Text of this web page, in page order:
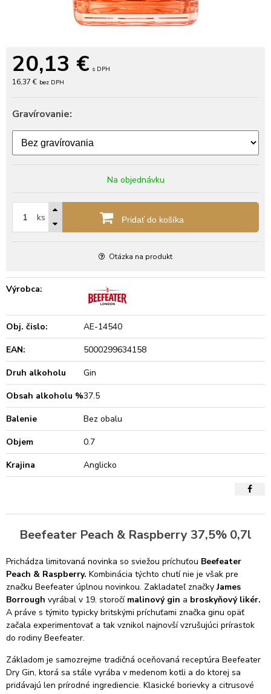
20,13 € s DPH
16,37 € bez DPH
Gravírovanie:
Na objednávku
ks Pridať do košíka
Otázka na produkt
Výrobca:
Obj. čislo:
AE-14540
EAN:
5000299634158
Druh alkoholu
Gin
Obsah alkoholu %37.5
Balenie
Bez obalu
Objem
0.7
Krajina
Anglicko
Beefeater Peach & Raspberry 37,5% 0,7l
Prichádza limitovaná novinka so sviežou príchuťou Beefeater
Peach & Raspberry. Kombinácia týchto chutí nie je však pre
značku Beefeater úplnou novinkou. Zakladateľ značkyJames
Borrough vyrábal v 19. storočí malinový gin a broskyňový likér.
A práve s týmito typicky britskými príchuťami značka ginu opäť
začala experimentovať a tak vznikol najnovší vzrušujúci prírastok
do rodiny Beefeater.
Základom je samozrejme tradičná oceňovaná receptúra Beefeater
Dry Gin, ktorá sa stále vyrába v medenom kotli a do ktorej sa
pridávajú len prírodné ingrediencie. Klasické borievky a citrusové